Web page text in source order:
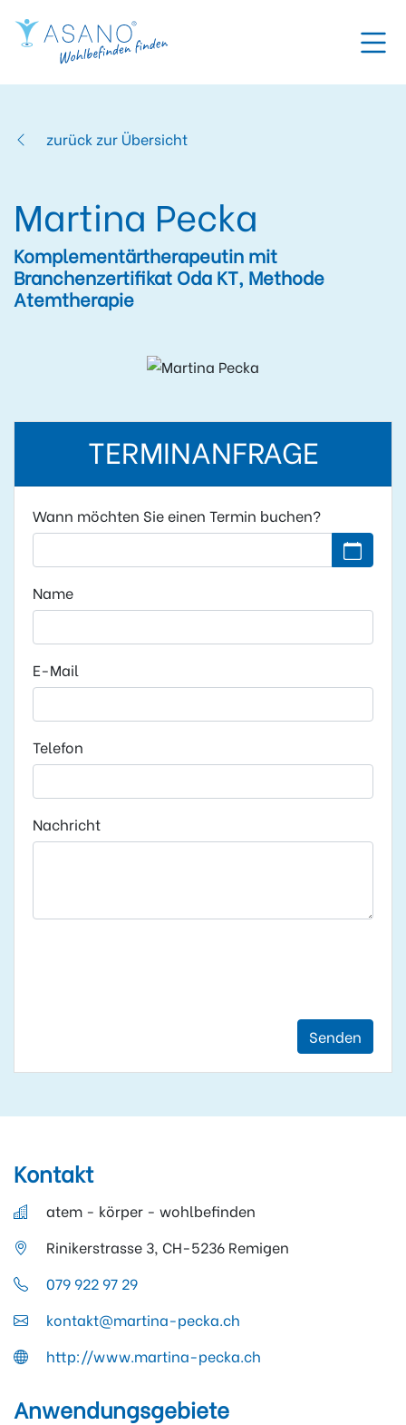
zurück zur Übersicht
Martina Pecka
Komplementärtherapeutin mit
Branchenzertifikat Oda KT, Methode
Atemtherapie
TERMINANFRAGE
Wann möchten Sie einen Termin buchen?
Kein
Name
E-Mail
Telefon
Nachricht
Senden
Kontakt
atem - körper - wohlbefinden
Rinikerstrasse 3, CH-5236 Remigen
079 922 97 29
kontakt@martina-pecka.ch
http://www.martina-pecka.ch
Anwendungsgebiete